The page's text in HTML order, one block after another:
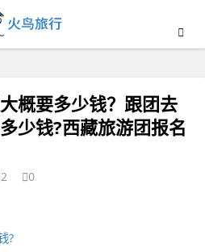
概要多少钱？跟团去
少钱?西藏旅游团报名
2 0
?